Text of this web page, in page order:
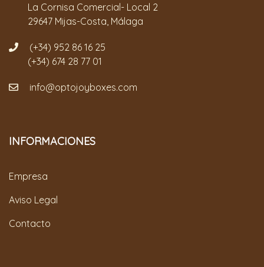
La Cornisa Comercial- Local 2
29647 Mijas-Costa, Málaga
(+34) 952 86 16 25
(+34) 674 28 77 01
info@optojoyboxes.com
INFORMACIONES
Empresa
Aviso Legal
Contacto